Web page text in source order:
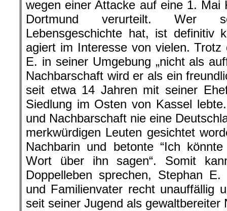
wegen einer Attacke auf eine 1. Mai
Dortmund verurteilt. Wer
Lebensgeschichte hat, ist definitiv
agiert im Interesse von vielen.
E. in seiner Umgebung „nicht als
Nachbarschaft wird er als ein
seit etwa 14 Jahren mit seiner
Siedlung im Osten von Kassel
und Nachbarschaft nie eine
merkwürdigen Leuten gesichtet
Nachbarin und betonte “Ich
Wort über ihn sagen“. Somit
Doppelleben sprechen, Stephan
und Familienvater recht unauffällig
seit seiner Jugend als gewaltbereiter